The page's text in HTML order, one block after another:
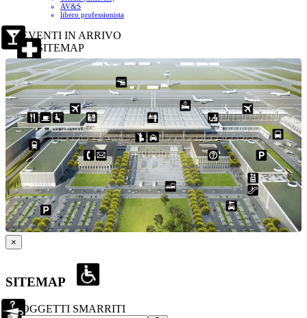
AV&S
libero professionista
EVENTI IN ARRIVO
SITEMAP
×
SITEMAP
OGGETTI SMARRITI